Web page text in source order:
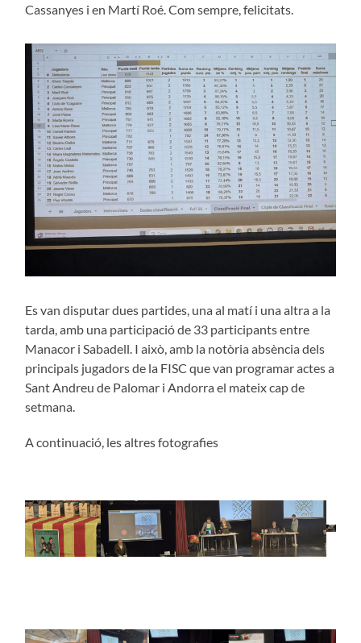
Cassanyes i en Martí Roé. Com sempre, felicitats.
Es van disputar dues partides, una al matí i una altra a la
tarda, amb una participació de 33 participants entre
Manacor i Sabadell. I això, amb la notòria absència dels
principals jugadors de la FISC que van programar actes a
Sant Andreu de Palomar i Andorra el mateix cap de
setmana.
A continuació, les altres fotografies